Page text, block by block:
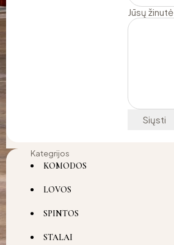
Jūsų žinutė
Kategrijos
KOMODOS
LOVOS
SPINTOS
STALAI